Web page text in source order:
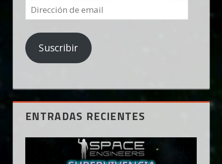
Dirección
de
email
Suscribir
ENTRADAS RECIENTES